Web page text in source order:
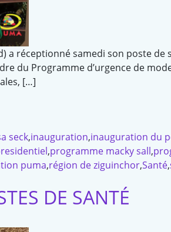
a réceptionné samedi son poste de
du Programme d’urgence de
[…]
seck,inauguration,inauguration du
,programme macky sall,
puma,région de ziguinchor,Santé,
DE SANTÉ